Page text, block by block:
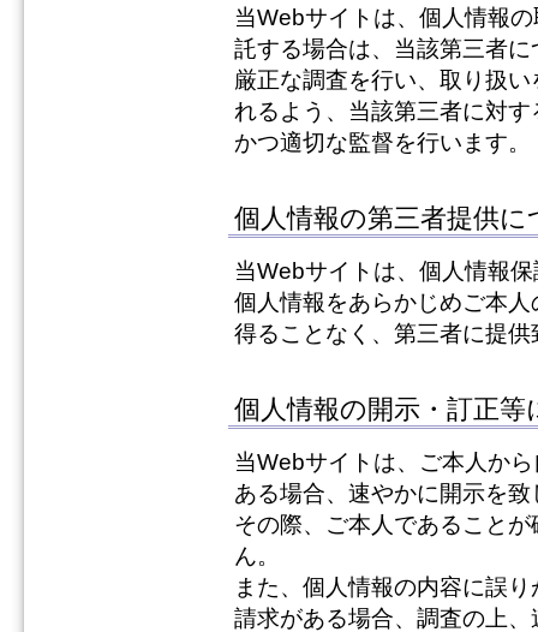
当Webサイトは、個人情報
託する場合は、当該第三者に
厳正な調査を行い、取り扱
れるよう、当該第三者に対す
かつ適切な監督を行います。
個人情報の第三者提供に
当Webサイトは、個人情報
個人情報をあらかじめご本人
得ることなく、第三者に提
個人情報の開示・訂正等
当Webサイトは、ご本人か
ある場合、速やかに開示を致
その際、ご本人であること
ん。
また、個人情報の内容に誤
請求がある場合、調査の上、